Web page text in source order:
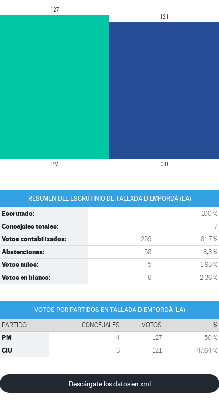
PM CIU
127
121
RESUMEN DEL ESCRUTINIO DE TALLADA D'EMPORDÀ (LA)
Escrutado: 100 %
Concejales totales: 7
Votos contabilizados: 259 81,7 %
Abstenciones: 58 18,3 %
Votos nulos: 5 1,93 %
Votos en blanco: 6 2,36 %
VOTOS POR PARTIDOS EN TALLADA D'EMPORDÀ (LA)
PARTIDO CONCEJALES VOTOS %
PM 4 127 50 %
CIU 3 121 47,64 %
Descárgate los datos en xml